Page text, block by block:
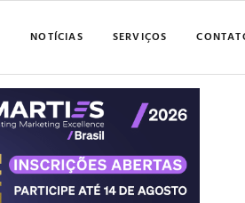
NOTÍCIAS SERVIÇOS